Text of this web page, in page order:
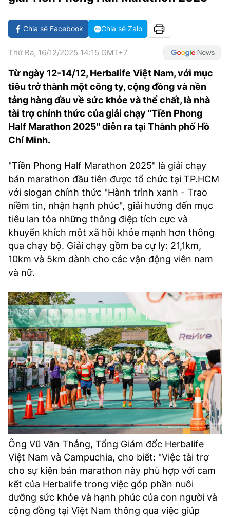
GOLF
CÁC CÚP CHÂU ÂU
BẢNG XẾP HẠNG
VĂN HÓA
GIẢI TRÍ
DIỄN ĐÀN
CÔNG NGHIỆP VĂN HÓA
NHỊP ĐẬP SỨC KHỎE
X-QUANG TIN ĐỒN
VIẾT LẠI ƯỚC MƠ
GIẢI TRÍ
PHIM
ÂM NHẠC
DU LỊCH
TIN TỨC
ĐIỂM ĐẾN
ẢNH
ẨM THỰC
TƯ VẤN
THẾ GIỚI SAO
HIGHTECH
TIÊU ĐIỂM - SPOTLIGHT
BẠN CẦN BIẾT
E-MAGAZINE
ẢNH
BÁO GIẤY
TRA CỨU PHƯỜNG XÃ
CỐNG HIẾN
TIỆN ÍCH
LIÊN HỆ QUẢNG CÁO
Hotline: 0981.119.189
Điện thoại: 024.38254756
MẠNG XÃ HỘI
Chia sẻ Facebook Chia sẻ Zalo
Thứ Ba, 16/12/2025 14:15 GMT+7
Từ ngày 12-14/12, Herbalife Việt Nam, với mục
tiêu trở thành một công ty, cộng đồng và nền
tảng hàng đầu về sức khỏe và thể chất, là nhà
tài trợ chính thức của giải chạy "Tiền Phong
Half Marathon 2025" diễn ra tại Thành phố Hồ
Chí Minh.
"Tiền Phong Half Marathon 2025" là giải chạy
bán marathon đầu tiên được tổ chức tại TP.HCM
với slogan chính thức "Hành trình xanh - Trao
niềm tin, nhận hạnh phúc", giải hướng đến mục
tiêu lan tỏa những thông điệp tích cực và
khuyến khích một xã hội khỏe mạnh hơn thông
qua chạy bộ. Giải chạy gồm ba cự ly: 21,1km,
10km và 5km dành cho các vận động viên nam
và nữ.
Ông Vũ Văn Thắng, Tổng Giám đốc Herbalife
Việt Nam và Campuchia, cho biết: "Việc tài trợ
cho sự kiện bán marathon này phù hợp với cam
kết của Herbalife trong việc góp phần nuôi
dưỡng sức khỏe và hạnh phúc của con người và
cộng đồng tại Việt Nam thông qua việc giúp